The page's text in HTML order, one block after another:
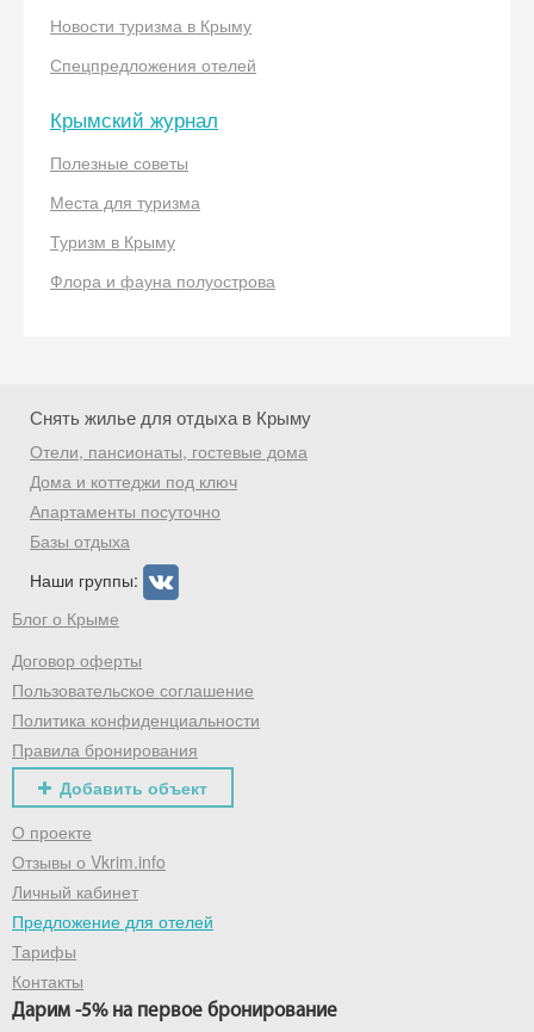
Новости туризма в Крыму
Спецпредложения отелей
Крымский журнал
Полезные советы
Места для туризма
Туризм в Крыму
Флора и фауна полуострова
Снять жилье для отдыха в Крыму
Отели, пансионаты, гостевые дома
Дома и коттеджи под ключ
Апартаменты посуточно
Базы отдыха
Наши группы:
Блог о Крыме
Договор оферты
Пользовательское соглашение
Политика конфиденциальности
Правила бронирования
Добавить объект
О проекте
Отзывы о Vkrim.info
Личный кабинет
Предложение для отелей
Тарифы
Контакты
Дарим -5% на первое бронирование
Скидка −5%
Хочешь дешевле? Оставь почту и получи
промокод на первое бронирование!